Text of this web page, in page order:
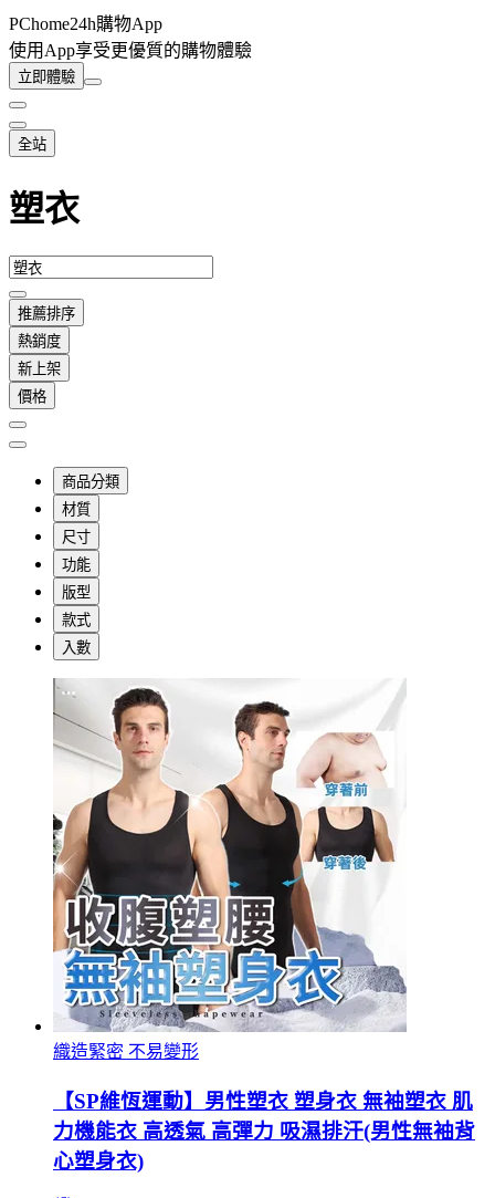
PChome24h購物App
使用App享受更優質的購物體驗
立即體驗
全站
塑衣
推薦排序
熱銷度
新上架
價格
商品分類
材質
尺寸
功能
版型
款式
入數
織造緊密 不易變形
【SP維恆運動】男性塑衣 塑身衣 無袖塑衣 肌
力機能衣 高透氣 高彈力 吸濕排汗(男性無袖背
心塑身衣)